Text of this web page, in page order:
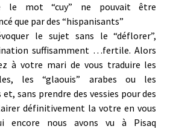
le mot “cuy” ne pouvait être
que par des “hispanisants”
le sujet sans le “déflorer”,
suffisamment …fertile. Alors
à votre mari de vous traduire les
les “glaouis” arabes ou les
et, sans prendre des vessies pour des
définitivement la votre en vous
encore nous avons vu à Pisaq